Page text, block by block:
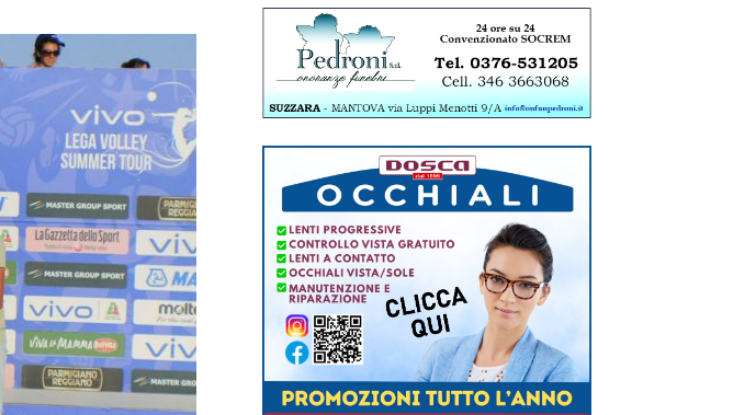
Mantova